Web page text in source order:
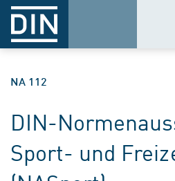
NA 112
DIN-
Sport- und